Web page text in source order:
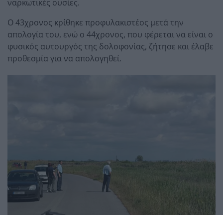
ναρκωτικές ουσίες.
Ο 43χρονος κρίθηκε προφυλακιστέος μετά την
απολογία του, ενώ ο 44χρονος, που φέρεται να είναι ο
φυσικός αυτουργός της δολοφονίας, ζήτησε και έλαβε
προθεσμία για να απολογηθεί.